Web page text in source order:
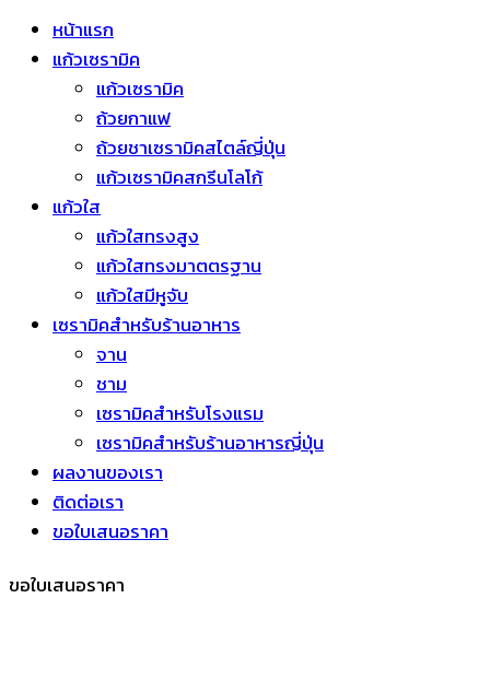
หน้าแรก
แก้วเซรามิค
แก้วเซรามิค
ถ้วยกาแฟ
ถ้วยชาเซรามิคสไตล์ญี่ปุ่น
แก้วเซรามิคสกรีนโลโก้
แก้วใส
แก้วใสทรงสูง
แก้วใสทรงมาตตรฐาน
แก้วใสมีหูจับ
เซรามิคสำหรับร้านอาหาร
จาน
ชาม
เซรามิคสำหรับโรงแรม
เซรามิคสำหรับร้านอาหารญี่ปุ่น
ผลงานของเรา
ติดต่อเรา
ขอใบเสนอราคา
ขอใบเสนอราคา